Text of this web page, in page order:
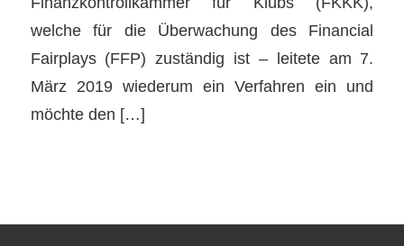
welche für die Überwachung des Financial
Fairplays (FFP) zuständig ist – leitete am 7.
März 2019 wiederum ein Verfahren ein und
möchte den […]